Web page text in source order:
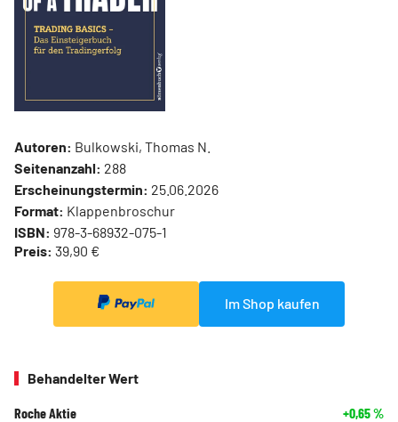
Autoren: Bulkowski, Thomas N.
Seitenanzahl: 288
Erscheinungstermin: 25.06.2026
Format: Klappenbroschur
ISBN: 978-3-68932-075-1
Preis: 39,90 €
Im Shop kaufen
Behandelter Wert
Roche Aktie +0,65%